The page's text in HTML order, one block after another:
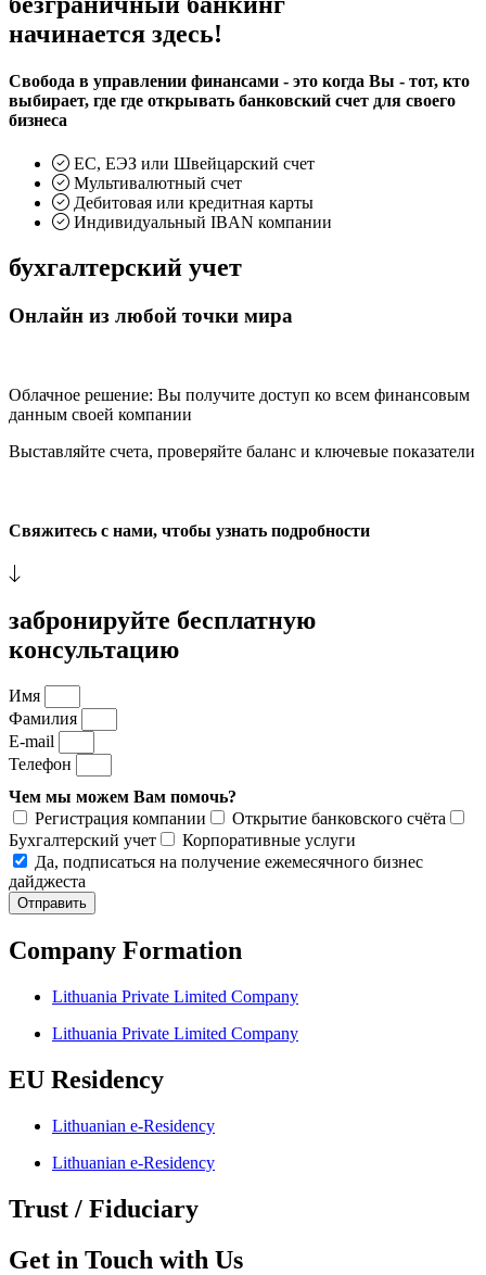
начинается здесь!
Свобода в управлении финансами - это когда Вы - тот, кто
выбирает, где где открывать банковский счет для своего
бизнеса
ЕС, ЕЭЗ или Швейцарский счет
Мультивалютный счет
Дебитовая или кредитная карты
Индивидуальный IBAN компании
бухгалтерский учет
Онлайн из любой точки мира
Облачное решение: Вы получите доступ ко всем финансовым
данным своей компании
Выставляйте счета, проверяйте баланс и ключевые показатели
Свяжитесь с нами, чтобы узнать подробности
забронируйте бесплатную
консультацию
Имя
Фамилия
E-mail
Телефон
Чем мы можем Вам помочь?
Регистрация компании
Открытие банковского счёта
Бухгалтерский учет
Корпоративные услуги
Да, подписаться на получение ежемесячного бизнес
дайджеста
Отправить
Company Formation
Lithuania Private Limited Company
Lithuania Private Limited Company
EU Residency
Lithuanian e-Residency
Lithuanian e-Residency
Trust / Fiduciary
Get in Touch with Us